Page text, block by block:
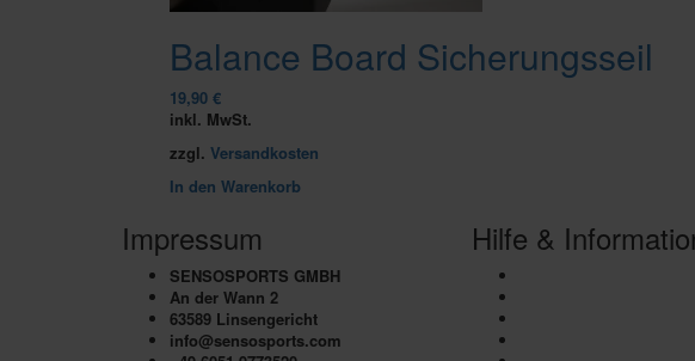
Balance Board Sicherungsseil
19,90 €
inkl. MwSt.
zzgl. Versandkosten
In den Warenkorb
Impressum
SENSOSPORTS GMBH
An der Wann 2
63589 Linsengericht
info@sensosports.com
Hilfe &